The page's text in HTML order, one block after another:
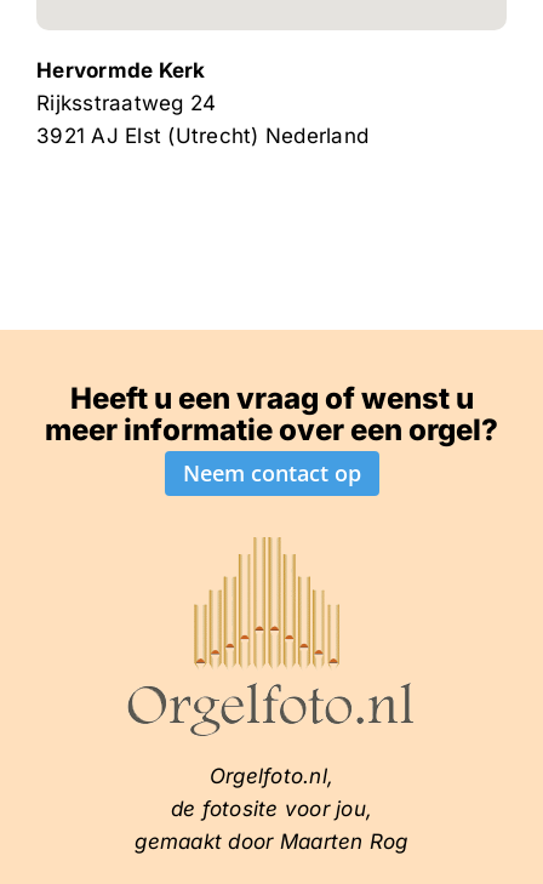
Hervormde Kerk
Rijksstraatweg 24
3921 AJ Elst (Utrecht) Nederland
Heeft u een vraag of wenst u
meer informatie over een orgel?
Neem contact op
Orgelfoto.nl,
de fotosite voor jou,
gemaakt door Maarten Rog